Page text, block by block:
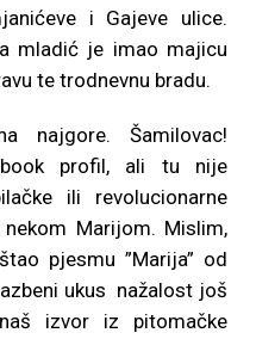
i Gajeve ulice.
mladić je imao majicu
te trodnevnu bradu.
najgore. Šamilovac!
profil, ali tu nije
ili revolucionarne
Marijom. Mislim,
pjesmu ”Marija” od
ukus nažalost još
izvor iz pitomačke